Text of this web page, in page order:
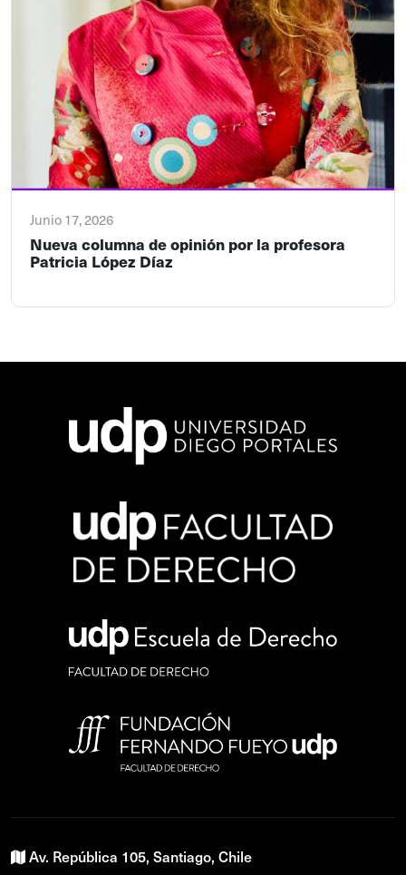
Junio 17, 2026
Nueva columna de opinión por la profesora
Patricia López Díaz
Av. República 105, Santiago, Chile